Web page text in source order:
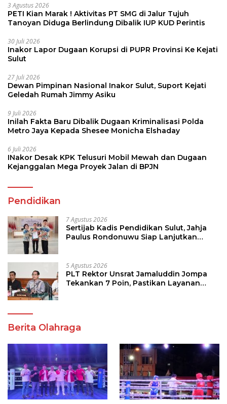
3 Agustus 2026
PETI Kian Marak ! Aktivitas PT SMG di Jalur Tujuh
Tanoyan Diduga Berlindung Dibalik IUP KUD Perintis
30 Juli 2026
Inakor Lapor Dugaan Korupsi di PUPR Provinsi Ke Kejati
Sulut
27 Juli 2026
Dewan Pimpinan Nasional Inakor Sulut, Suport Kejati
Geledah Rumah Jimmy Asiku
9 Juli 2026
Inilah Fakta Baru Dibalik Dugaan Kriminalisasi Polda
Metro Jaya Kepada Shesee Monicha Elshaday
6 Juli 2026
INakor Desak KPK Telusuri Mobil Mewah dan Dugaan
Kejanggalan Mega Proyek Jalan di BPJN
Pendidikan
7 Agustus 2026
Sertijab Kadis Pendidikan Sulut, Jahja
Paulus Rondonuwu Siap Lanjutkan
5 Agustus 2026
PLT Rektor Unsrat Jamaluddin Jompa
Tekankan 7 Poin, Pastikan Layanan
Berita Olahraga